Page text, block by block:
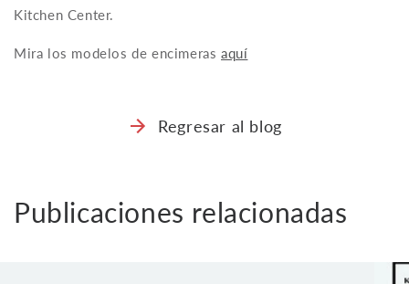
Kitchen Center.
Mira los modelos de encimerasaquí
Regresar al blog
Publicaciones relacionadas